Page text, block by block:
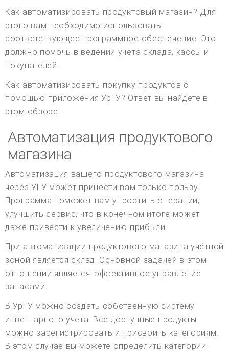
Как автоматизировать продуктовый магазин? Для
этого вам необходимо использовать
соответствующее программное обеспечение. Это
должно помочь в ведении учета склада, кассы и
покупателей.
Как автоматизировать покупку продуктов с
помощью приложения УрГУ? Ответ вы найдете в
этом обзоре.
Автоматизация продуктового
магазина
Автоматизация вашего продуктового магазина
через УГУ может принести вам только пользу.
Программа поможет вам упростить операции,
улучшить сервис, что в конечном итоге может
даже привести к увеличению прибыли.
При автоматизации продуктового магазина учётной
зоной является склад. Основной задачей в этом
отношении является: эффективное управление
запасами.
В УрГУ можно создать собственную систему
инвентарного учета. Все доступные продукты
можно зарегистрировать и присвоить категориям.
В этом случае вы можете определить категории